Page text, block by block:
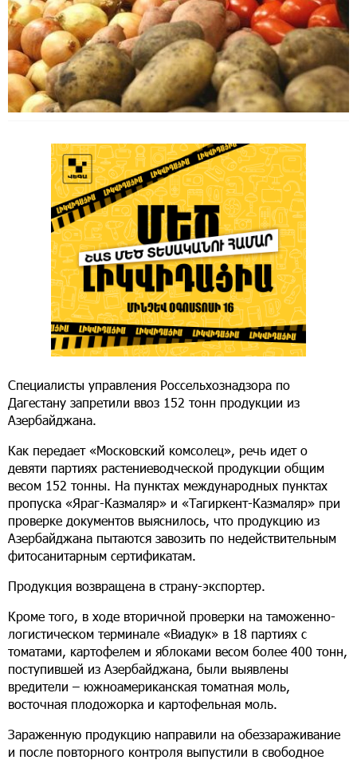
Специалисты управления Россельхознадзора по
Дагестану запретили ввоз 152 тонн продукции из
Азербайджана.
Как передает «Московский комсолец», речь идет о
девяти партиях растениеводческой продукции общим
весом 152 тонны. На пунктах международных пунктах
пропуска «Яраг-Казмаляр» и «Тагиркент-Казмаляр» при
проверке документов выяснилось, что продукцию из
Азербайджана пытаются завозить по недействительным
фитосанитарным сертификатам.
Продукция возвращена в страну-экспортер.
Кроме того, в ходе вторичной проверки на таможенно-
логистическом терминале «Виадук» в 18 партиях с
томатами, картофелем и яблоками весом более 400 тонн,
поступившей из Азербайджана, были выявлены
вредители – южноамериканская томатная моль,
восточная плодожорка и картофельная моль.
Зараженную продукцию направили на обеззараживание
и после повторного контроля выпустили в свободное